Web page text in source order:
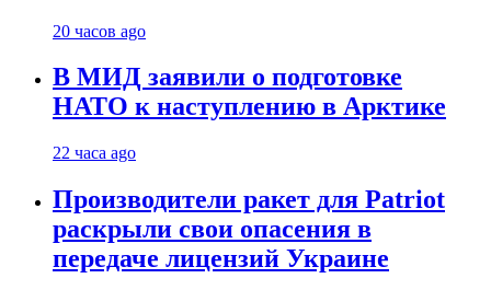
20 часов ago
В МИД заявили о подготовке
НАТО к наступлению в Арктике
22 часа ago
Производители ракет для Patriot
раскрыли свои опасения в
передаче лицензий Украине